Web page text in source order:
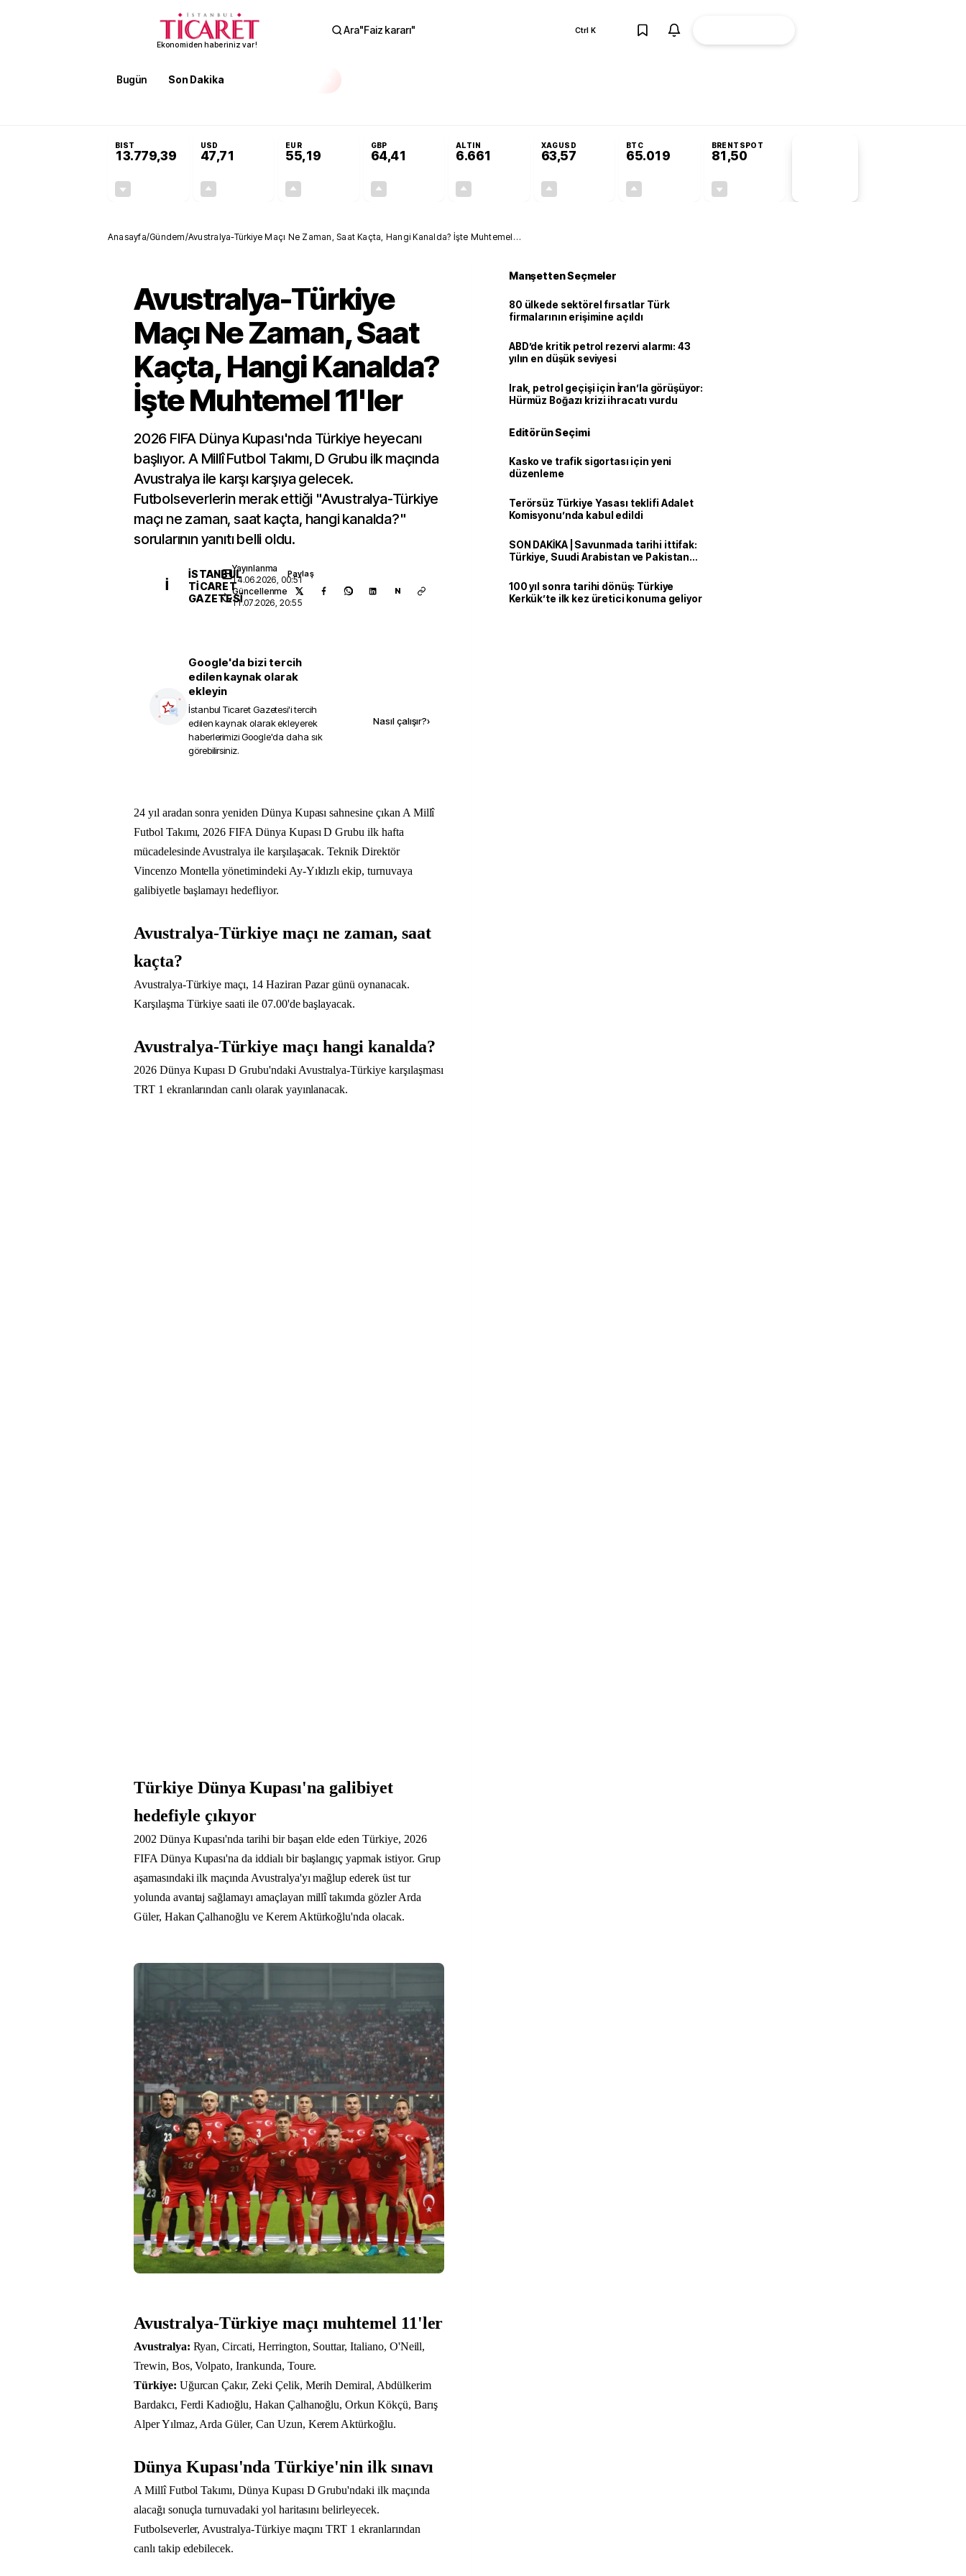
Ekonomiden haberiniz var!
Ara"Faiz kararı" Ctrl K
Bugün Son Dakika
BIST
13.779,39
USD
47,71
EUR
55,19
GBP
64,41
ALTIN
6.661
XAGUSD
63,57
BTC
65.019
BRENTSPOT
81,50
Anasayfa/Gündem/Avustralya-Türkiye Maçı Ne Zaman, Saat Kaçta, Hangi Kanalda? İşte Muhtemel
Avustralya-Türkiye
Maçı Ne Zaman, Saat
Kaçta, Hangi Kanalda?
İşte Muhtemel 11'ler
2026 FIFA Dünya Kupası'nda Türkiye heyecanı
başlıyor. A Millî Futbol Takımı, D Grubu ilk maçında
Avustralya ile karşı karşıya gelecek.
Futbolseverlerin merak ettiği "Avustralya-Türkiye
maçı ne zaman, saat kaçta, hangi kanalda?"
sorularının yanıtı belli oldu.
İ
İSTANBUL
TICARET
GAZETESI
Yayınlanma
14.06.2026, 00:51
Güncellenme
11.07.2026, 20:55
Paylaş
N
Google'da bizi tercih
edilen kaynak olarak
ekleyin
İstanbul Ticaret Gazetesi'i tercih
edilen kaynak olarak ekleyerek
haberlerimizi Google'da daha sık
görebilirsiniz.
Nasıl çalışır?›
24 yıl aradan sonra yeniden Dünya Kupası sahnesine çıkan A Millî
Futbol Takımı, 2026 FIFA Dünya Kupası D Grubu ilk hafta
mücadelesinde Avustralya ile karşılaşacak. Teknik Direktör
Vincenzo Montella yönetimindeki Ay-Yıldızlı ekip, turnuvaya
galibiyetle başlamayı hedefliyor.
Avustralya-Türkiye maçı ne zaman, saat
kaçta?
Avustralya-Türkiye maçı, 14 Haziran Pazar günü oynanacak.
Karşılaşma Türkiye saati ile 07.00'de başlayacak.
Avustralya-Türkiye maçı hangi kanalda?
2026 Dünya Kupası D Grubu'ndaki Avustralya-Türkiye karşılaşması
TRT 1 ekranlarından canlı olarak yayınlanacak.
Türkiye Dünya Kupası'na galibiyet
hedefiyle çıkıyor
2002 Dünya Kupası'nda tarihi bir başarı elde eden Türkiye, 2026
FIFA Dünya Kupası'na da iddialı bir başlangıç yapmak istiyor. Grup
aşamasındaki ilk maçında Avustralya'yı mağlup ederek üst tur
yolunda avantaj sağlamayı amaçlayan millî takımda gözler Arda
Güler, Hakan Çalhanoğlu ve Kerem Aktürkoğlu'nda olacak.
Avustralya-Türkiye maçı muhtemel 11'ler
Avustralya: Ryan, Circati, Herrington, Souttar, Italiano, O'Neill,
Trewin, Bos, Volpato, Irankunda, Toure.
Türkiye: Uğurcan Çakır, Zeki Çelik, Merih Demiral, Abdülkerim
Bardakcı, Ferdi Kadıoğlu, Hakan Çalhanoğlu, Orkun Kökçü, Barış
Alper Yılmaz, Arda Güler, Can Uzun, Kerem Aktürkoğlu.
Dünya Kupası'nda Türkiye'nin ilk sınavı
A Millî Futbol Takımı, Dünya Kupası D Grubu'ndaki ilk maçında
alacağı sonuçla turnuvadaki yol haritasını belirleyecek.
Futbolseverler, Avustralya-Türkiye maçını TRT 1 ekranlarından
canlı takip edebilecek.
Manşetten Seçmeler
80 ülkede sektörel fırsatlar Türk
firmalarının erişimine açıldı
ABD’de kritik petrol rezervi alarmı: 43
yılın en düşük seviyesi
Irak, petrol geçişi için İran’la görüşüyor:
Hürmüz Boğazı krizi ihracatı vurdu
Editörün Seçimi
Kasko ve trafik sigortası için yeni
düzenleme
Terörsüz Türkiye Yasası teklifi Adalet
Komisyonu’nda kabul edildi
SON DAKİKA | Savunmada tarihi ittifak:
Türkiye, Suudi Arabistan ve Pakistan
100 yıl sonra tarihi dönüş: Türkiye
Kerkük’te ilk kez üretici konuma geliyor